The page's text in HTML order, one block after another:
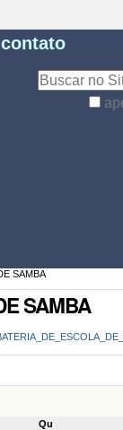
contato
SAMBA
SAMBA
Qu